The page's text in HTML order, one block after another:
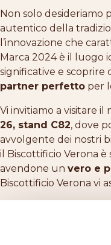
Non solo desideriamo
autentico della
l’innovazione che
Marca 2024 è il luogo
significative e scoprire
partner perfetto per
Vi invitiamo a visitare il
26, stand C82, dove
avvolgente dei nostri
il Biscottificio Verona è
avendone un vero e
Biscottificio Verona vi